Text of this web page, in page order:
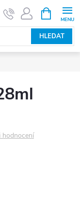
HLEDAT
NÁKUPNÍ
KOŠÍK
hodnocení